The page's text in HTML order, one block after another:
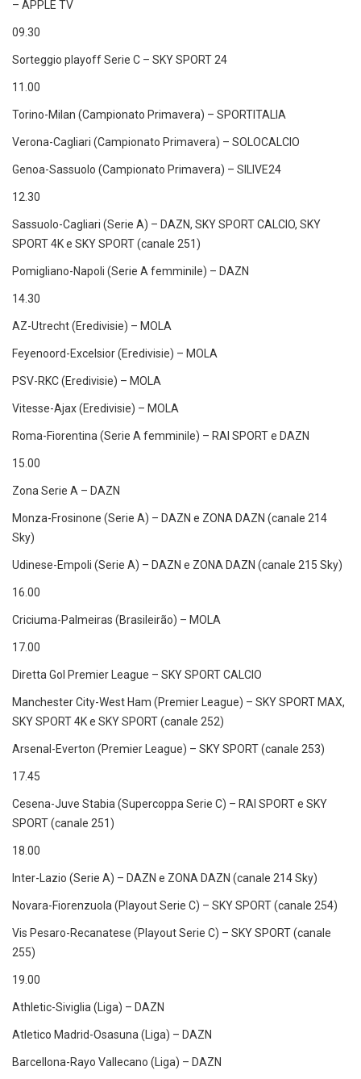
– APPLE TV
09.30
Sorteggio playoff Serie C – SKY SPORT 24
11.00
Torino-Milan (Campionato Primavera) – SPORTITALIA
Verona-Cagliari (Campionato Primavera) – SOLOCALCIO
Genoa-Sassuolo (Campionato Primavera) – SILIVE24
12.30
Sassuolo-Cagliari (Serie A) – DAZN, SKY SPORT CALCIO, SKY
SPORT 4K e SKY SPORT (canale 251)
Pomigliano-Napoli (Serie A femminile) – DAZN
14.30
AZ-Utrecht (Eredivisie) – MOLA
Feyenoord-Excelsior (Eredivisie) – MOLA
PSV-RKC (Eredivisie) – MOLA
Vitesse-Ajax (Eredivisie) – MOLA
Roma-Fiorentina (Serie A femminile) – RAI SPORT e DAZN
15.00
Zona Serie A – DAZN
Monza-Frosinone (Serie A) – DAZN e ZONA DAZN (canale 214
Sky)
Udinese-Empoli (Serie A) – DAZN e ZONA DAZN (canale 215 Sky)
16.00
Criciuma-Palmeiras (Brasileirão) – MOLA
17.00
Diretta Gol Premier League – SKY SPORT CALCIO
Manchester City-West Ham (Premier League) – SKY SPORT MAX,
SKY SPORT 4K e SKY SPORT (canale 252)
Arsenal-Everton (Premier League) – SKY SPORT (canale 253)
17.45
Cesena-Juve Stabia (Supercoppa Serie C) – RAI SPORT e SKY
SPORT (canale 251)
18.00
Inter-Lazio (Serie A) – DAZN e ZONA DAZN (canale 214 Sky)
Novara-Fiorenzuola (Playout Serie C) – SKY SPORT (canale 254)
Vis Pesaro-Recanatese (Playout Serie C) – SKY SPORT (canale
255)
19.00
Athletic-Siviglia (Liga) – DAZN
Atletico Madrid-Osasuna (Liga) – DAZN
Barcellona-Rayo Vallecano (Liga) – DAZN